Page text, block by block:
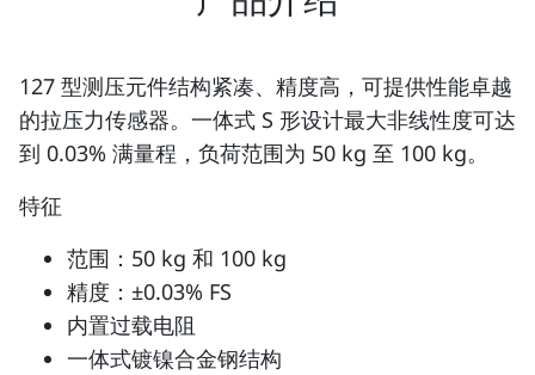
127 型测压元件结构紧凑、精度高，可提供性能卓越
的拉压力传感器。一体式 S 形设计最大非线性度可达
到 0.03% 满量程，负荷范围为 50 kg 至 100 kg。
特征
范围：50 kg 和 100 kg
精度：±0.03% FS
内置过载电阻
一体式镀镍合金钢结构